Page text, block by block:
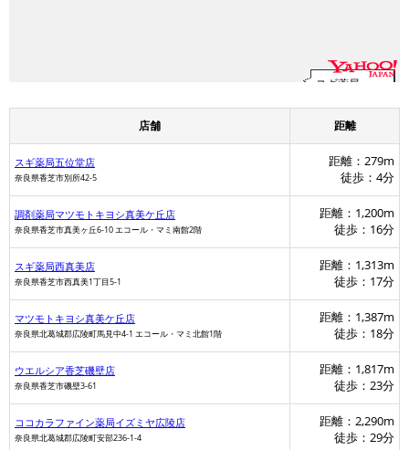
スギ薬局
店舗 距離
スギ薬局五位堂店
奈良県香芝市別所42-5
距離：279m
徒歩：4分
調剤薬局マツモトキヨシ真美ケ丘店
奈良県香芝市真美ヶ丘6-10 エコール・マミ南館2階
距離：1,200m
徒歩：16分
スギ薬局西真美店
奈良県香芝市西真美1丁目5-1
距離：1,313m
徒歩：17分
マツモトキヨシ真美ケ丘店
奈良県北葛城郡広陵町馬見中4-1 エコール・マミ北館1階
距離：1,387m
徒歩：18分
ウエルシア香芝磯壁店
奈良県香芝市磯壁3-61
距離：1,817m
徒歩：23分
ココカラファイン薬局イズミヤ広陵店
奈良県北葛城郡広陵町安部236-1-4
距離：2,290m
徒歩：29分